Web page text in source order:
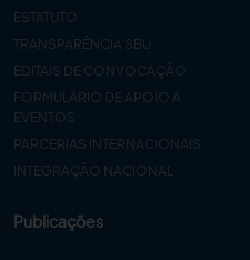
ESTATUTO
TRANSPARÊNCIA SBU
EDITAIS DE CONVOCAÇÃO
FORMULÁRIO DE APOIO A
EVENTOS
PARCERIAS INTERNACIONAIS
INTEGRAÇÃO NACIONAL
Publicações